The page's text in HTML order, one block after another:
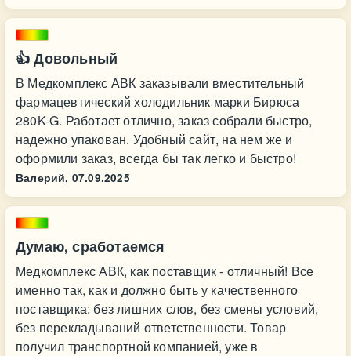
👍 Довольный
В Медкомплекс АВК заказывали вместительный
фармацевтический холодильник марки Бирюса
280K-G. Работает отлично, заказ собрали быстро,
надежно упакован. Удобный сайт, на нем же и
оформили заказ, всегда бы так легко и быстро!
Валерий, 07.09.2025
Думаю, сработаемся
Медкомплекс АВК, как поставщик - отличный! Все
именно так, как и должно быть у качественного
поставщика: без лишних слов, без смены условий,
без перекладываний ответственности. Товар
получил транспортной компанией, уже в